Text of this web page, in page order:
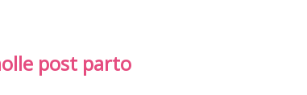
post parto